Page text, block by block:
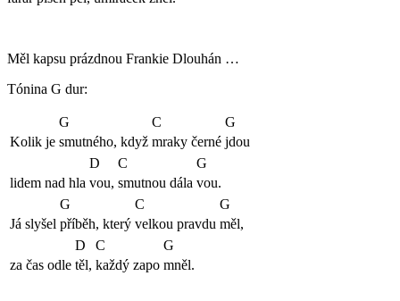
Měl kapsu prázdnou Frankie Dlouhán …
Tónina G dur:
G C
G
Kolik je smutného, když mraky černé jdou
D
C
G
lidem nad hla vou, smutnou dála vou.
G
C
G
Já slyšel příběh, který velkou pravdu měl,
D
C
G
za čas odle těl, každý zapo mněl.